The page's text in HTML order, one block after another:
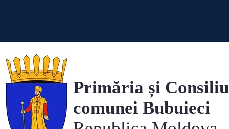
Primăria și
comunei Bubuieci